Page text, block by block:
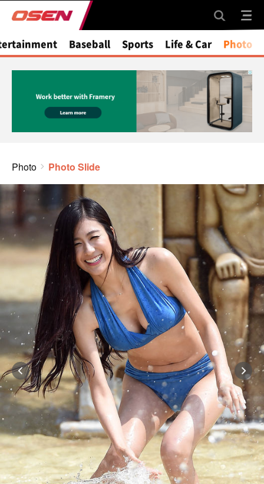
Baseball Sports Life & Car Photo
Photo Photo Slide